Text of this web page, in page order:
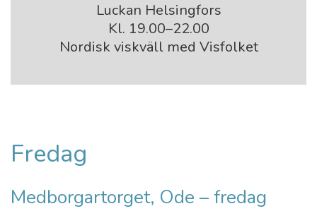
Luckan Helsingfors
Kl. 19.00–22.00
Nordisk viskväll med Visfolket
Fredag
Medborgartorget, Ode – fredag